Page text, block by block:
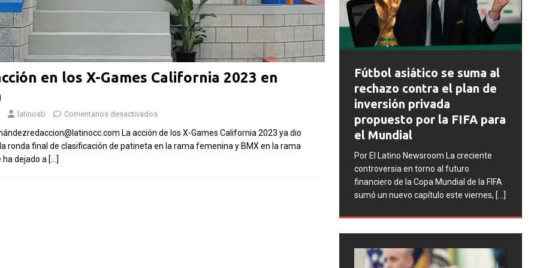
en los X-Games California 2023 en
latinosb Comentarios desactivados
La acción de los X-Games California 2023 ya dio
ronda final de clasificación de patineta en la rama femenina y BMX en la rama
ha dejado a […]
a
Las Islas Malvinas y el
deporte: una historia de
identidad, memoria y
pasión nacional
sido, a lo largo de la historia, mucho más
atletas. En numerosas[...]
Fútbol asiático se suma al
rechazo contra el plan de
propuesto por la FIFA para
el Mundial
Por El Latino Newsroom La creciente
financiero de la Copa Mundial de la FIFA
sumó un nuevo capítulo este viernes,[...]
FIFA abre
disciplinarios contra
Argentina tras los
incidentes en la final
Mundial 2026
Por El Latino Newsroom La FIFA
una serie de procesos
contra la Asociación del Fútbol
Argentino (AFA), cuatro